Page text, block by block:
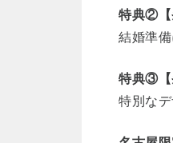
特典②【
結婚準
特典③【
特別な